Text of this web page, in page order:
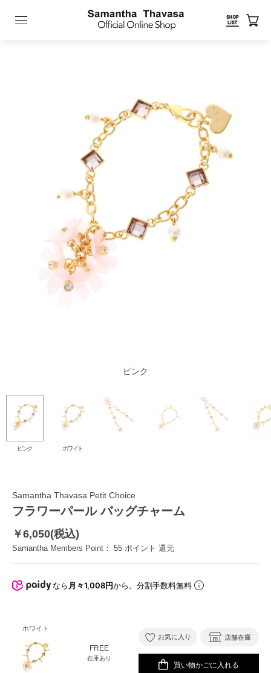
ピンク
ホワイト
ピンク ホワイト
Samantha Thavasa Petit Choice
フラワーパール バッグチャーム
￥6,050(税込)
Samantha Members Point： 55 ポイント 還元
なら 月々1,008円から。分割手数料無料
ホワイト
FREE
在庫あり
お気に入り 店舗在庫
買い物かごに入れる